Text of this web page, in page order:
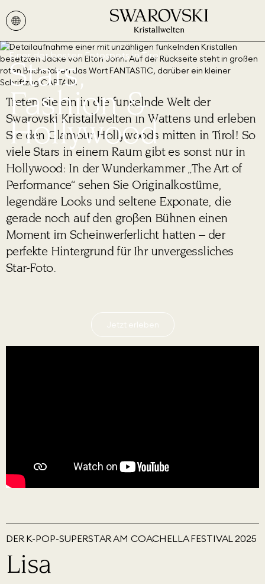
Einer der besten Fotospots in Tirol
Stars,
Fashion &
Hollywood
Treten Sie ein in die funkelnde Welt der
Swarovski Kristallwelten in Wattens und erleben
Sie den Glamour Hollywoods mitten in Tirol! So
viele Stars in einem Raum gibt es sonst nur in
Hollywood: In der Wunderkammer „The Art of
Performance“ sehen Sie Originalkostüme,
legendäre Looks und seltene Exponate, die
gerade noch auf den großen Bühnen einen
Moment im Scheinwerferlicht hatten – der
perfekte Hintergrund für Ihr unvergessliches
Star-Foto.
Jetzt erleben
DER K-POP-SUPERSTAR AM COACHELLA FESTIVAL 2025
Lisa